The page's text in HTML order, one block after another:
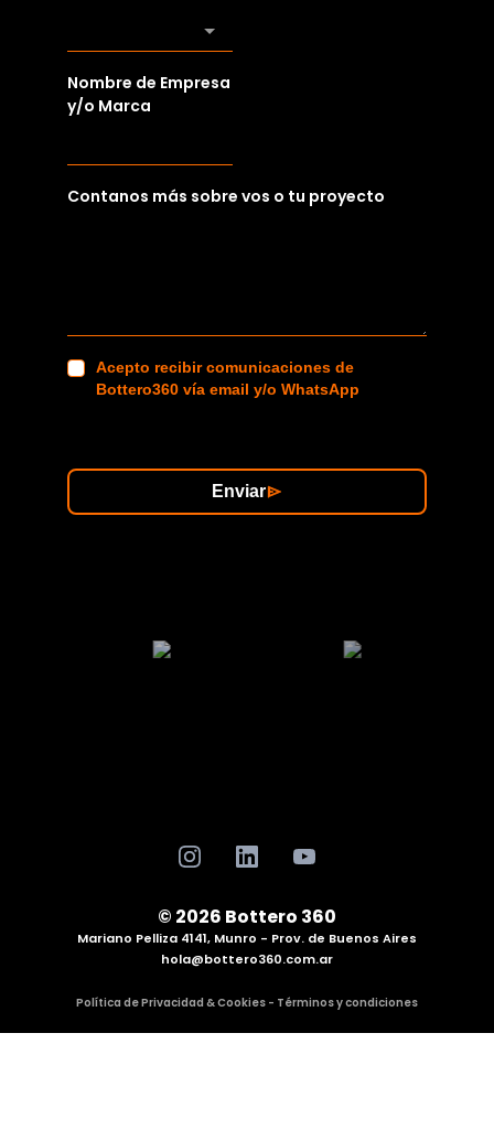
Nombre de Empresa
y/o Marca
Contanos más sobre vos o tu proyecto
Acepto recibir comunicaciones de
Bottero360 vía email y/o WhatsApp
Enviar
© 2026 Bottero 360
Mariano Pelliza 4141, Munro - Prov. de Buenos Aires
hola@bottero360.com.ar
Política de Privacidad & Cookies - Términos y condiciones